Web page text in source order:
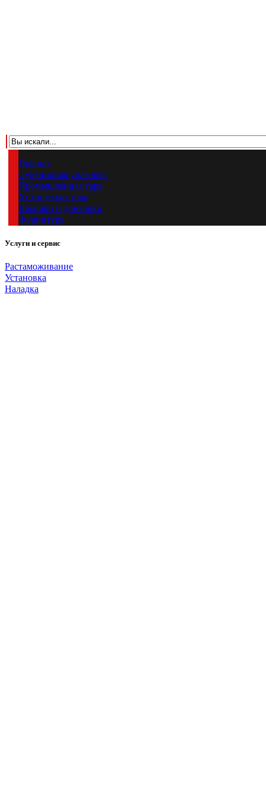
Главная
Сувенирная упаковка
Промышленная тара
Химическая тара
Крышки и донышки
Фурнитура
Услуги и сервис
Растаможивание
Установка
Наладка